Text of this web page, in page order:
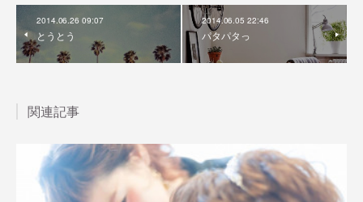
2014.06.26 09:07
とうとう
2014.06.05 22:46
パタパタっ
関連記事